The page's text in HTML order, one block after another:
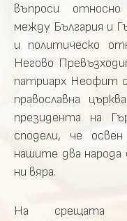
въпроси
между България и
и политическо
Негово
патриарх Неофит
православна
президента на
сподели, че
нашите два народа
ни вяра.
На срещата